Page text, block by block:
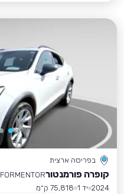
בפריסה ארצית
קופרה פורמנטורFORMENTOR
2024 יד 1
75,818 ק״מ